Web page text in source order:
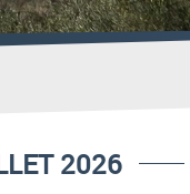
2026